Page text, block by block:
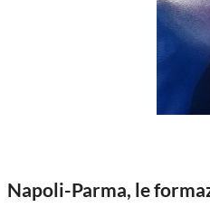
Napoli-Parma, le